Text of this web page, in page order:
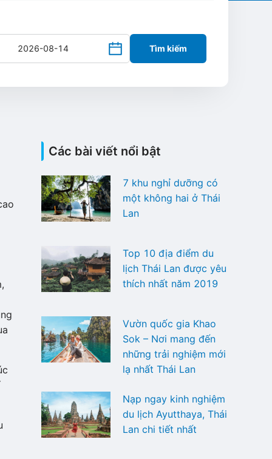
Tìm kiếm
Các bài viết nổi bật
7 khu nghỉ dưỡng có
một không hai ở Thái
Lan
Top 10 địa điểm du
lịch Thái Lan được yêu
thích nhất năm 2019
Vườn quốc gia Khao
Sok – Nơi mang đến
những trải nghiệm mới
lạ nhất Thái Lan
Nạp ngay kinh nghiệm
du lịch Ayutthaya, Thái
Lan chi tiết nhất